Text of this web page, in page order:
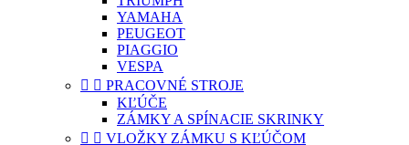
YAMAHA
PEUGEOT
PIAGGIO
VESPA
  PRACOVNÉ STROJE
KĽÚČE
ZÁMKY A SPÍNACIE SKRINKY
  VLOŽKY ZÁMKU S KĽÚČOM